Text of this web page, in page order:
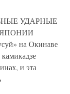
УДАРНЫЕ
на Окинаве
и эта